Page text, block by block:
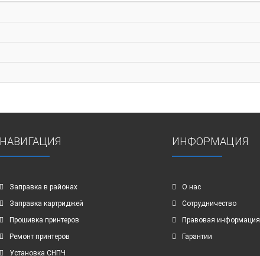
НАВИГАЦИЯ
Заправка в районах
Заправка картриджей
Прошивка принтеров
Ремонт принтеров
Установка СНПЧ
ИНФОРМАЦИЯ
О нас
Сотрудничество
Правовая информация
Гарантии